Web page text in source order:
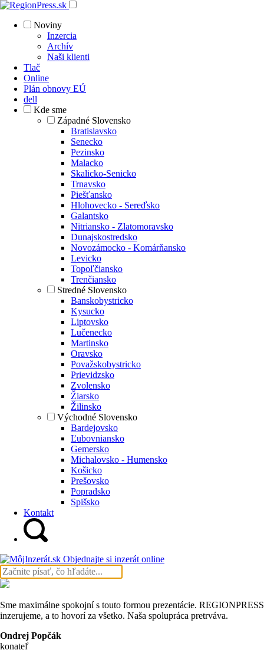
Noviny
Inzercia
Archív
Naši klienti
Tlač
Online
Plán obnovy EÚ
dell
Kde sme
Západné Slovensko
Bratislavsko
Senecko
Pezinsko
Malacko
Skalicko-Senicko
Trnavsko
Piešťansko
Hlohovecko - Sereďsko
Galantsko
Nitriansko - Zlatomoravsko
Dunajskostredsko
Novozámocko - Komárňansko
Levicko
Topoľčiansko
Trenčiansko
Stredné Slovensko
Banskobystricko
Kysucko
Liptovsko
Lučenecko
Martinsko
Oravsko
Považskobystricko
Prievidzsko
Zvolensko
Žiarsko
Žilinsko
Východné Slovensko
Bardejovsko
Ľubovniansko
Gemersko
Michalovsko - Humensko
Košicko
Prešovsko
Popradsko
Spišsko
Kontakt
Objednajte si inzerát online
Sme maximálne spokojní s touto formou prezentácie.
inzerujeme, a to hovorí za všetko. Naša spolupráca pretrváva.
Ondrej Popčák
konateľ